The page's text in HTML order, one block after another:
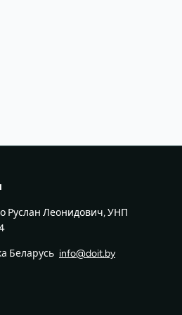
Руслан Леонидович, УНП
Беларусь info@doit.by